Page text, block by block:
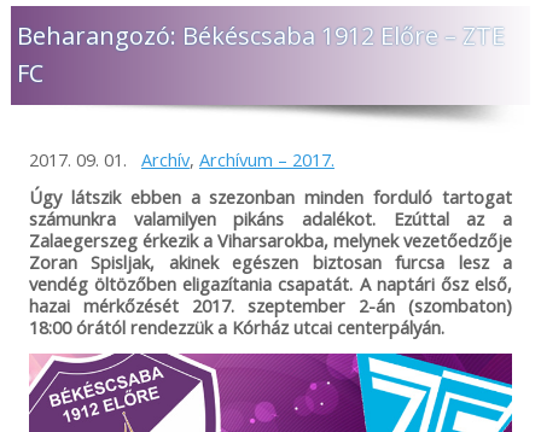
Beharangozó: Békéscsaba 1912 Előre – ZTE
FC
2017. 09. 01. Archív, Archívum – 2017.
Úgy látszik ebben a szezonban minden forduló tartogat
számunkra valamilyen pikáns adalékot. Ezúttal az a
Zalaegerszeg érkezik a Viharsarokba, melynek vezetőedzője
Zoran Spisljak, akinek egészen biztosan furcsa lesz a
vendég öltözőben eligazítania csapatát. A naptári ősz első,
hazai mérkőzését 2017. szeptember 2-án (szombaton)
18:00 órától rendezzük a Kórház utcai centerpályán.